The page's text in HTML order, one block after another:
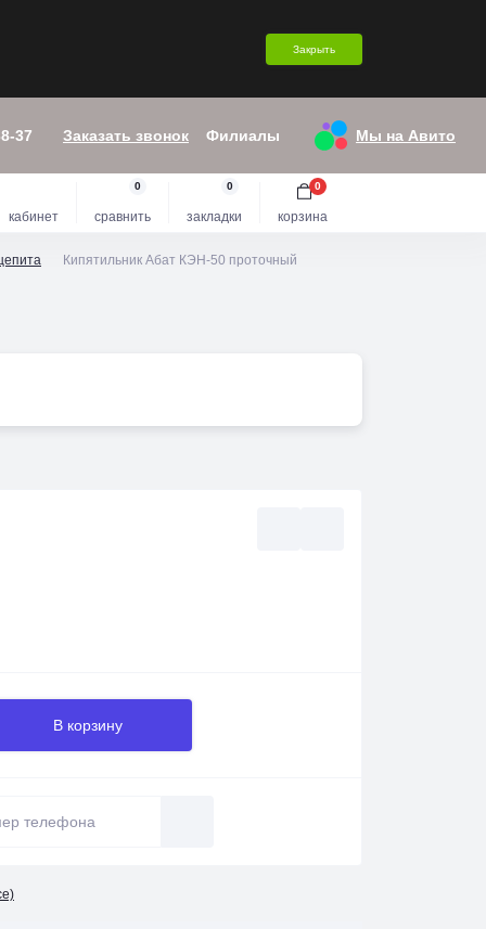
Закрыть
37 Заказать звонок Филиалы Мы на Авито
кабинет сравнить
0
закладки
0
корзина
0
Кипятильник Абат КЭН-50 проточный
В корзину